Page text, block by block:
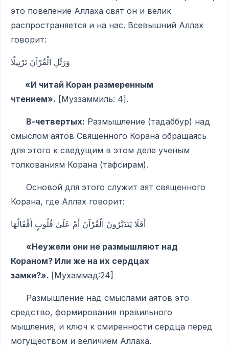
это повеление Аллаха свят он и велик
распространяется и на нас. Всевышний Аллах
говорит:
وَرَتِّلِ الْقُرْآنَ تَرْتِيلًا
«И читай Коран размеренным
чтением». [Муззаммиль: 4].
В-четвертых: Размышление (тадаббур) над
смыслом аятов Священного Корана обращаясь
для этого к сведущим в этом деле ученым
толкованиям Корана (тафсирам).
Основой для этого служит аят священного
Корана, где Аллах говорит:
أَفَلَا يَتَدَبَّرُونَ الْقُرْآنَ أَمْ عَلَىٰ قُلُوبٍ أَقْفَالُهَا
«Неужели они не размышляют над
Кораном? Или же на их сердцах
замки?». [Мухаммад:24]
Размышление над смыслами аятов это
средство, формирования правильного
мышления, и ключ к смиренности сердца перед
могуществом и величием Аллаха.